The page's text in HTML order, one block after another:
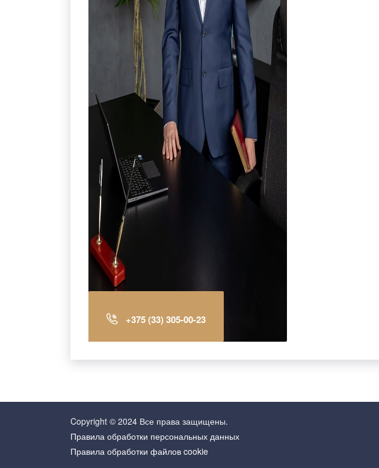
+375 (33) 305-00-23
Copyright © 2024 Все права защищены.
Правила обработки персональных данных
Правила обработки файлов cookie